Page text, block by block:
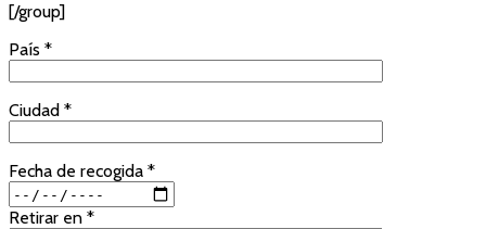
[/group]
País *
Ciudad *
Fecha de recogida *
Retirar en *